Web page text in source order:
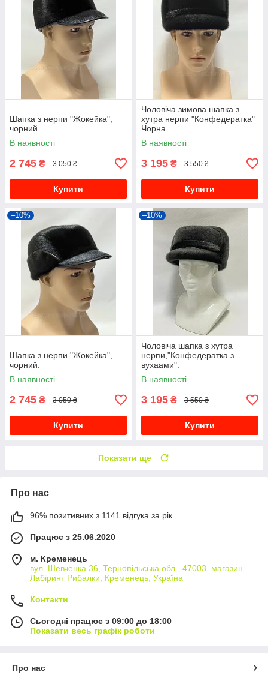
Шапка з нерпи "Жокейка",
чорний.
В наявності
2 745 ₴ 3 050 ₴
Купити
Чоловіча зимова шапка з
хутра нерпи "Конфедератка"
Чорна
В наявності
3 195 ₴ 3 550 ₴
Купити
–10%
Шапка з нерпи "Жокейка",
чорний.
В наявності
2 745 ₴ 3 050 ₴
Купити
–10%
Чоловіча шапка з хутра
нерпи,"Конфедератка з
вухаами".
В наявності
3 195 ₴ 3 550 ₴
Купити
Показати ще
Про нас
96% позитивних з 1141 відгука за рік
Працює з 25.06.2020
м. Кременець
вул. Шевченка 36, Тернопільська обл., 47003, магазин
Лабіринт Рибалки, Кременець, Україна
Контакти
Сьогодні працює з 09:00 до 18:00
Показати весь графік роботи
Про нас